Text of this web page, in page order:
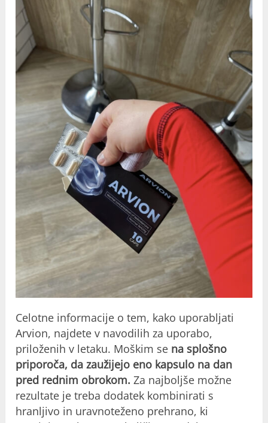
Celotne informacije o tem, kako uporabljati
Arvion, najdete v navodilih za uporabo,
priloženih v letaku. Moškim se na splošno
priporoča, da zaužijejo eno kapsulo na dan
pred rednim obrokom. Za najboljše možne
rezultate je treba dodatek kombinirati s
hranljivo in uravnoteženo prehrano, ki